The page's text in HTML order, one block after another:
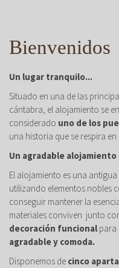
Bienvenidos
Un lugar tranquilo...
Situado en una de las
cántabra, el alojamiento se
considerado uno de los
una historia que se respira
Un agradable
El alojamiento es una antigua
utilizando elementos nobles
conseguir mantener la
materiales conviven junto
decoración funcional para
agradable y comoda.
Disponemos de cinco